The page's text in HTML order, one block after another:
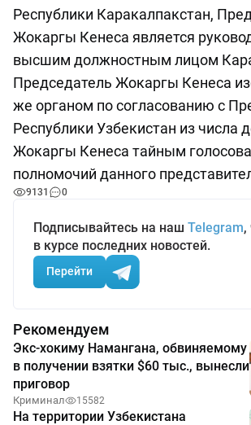
Республики Каракалпакстан,
Жокаргы Кенеса является
высшим должностным лицом
Председатель Жокаргы Кенеса
же органом по согласованию с
Республики Узбекистан из числа
Жокаргы Кенеса тайным
полномочий данного
9131 0
Подписывайтесь на наш Telegram,
в курсе последних новостей.
Перейти
Рекомендуем
Экс-хокиму Намангана, обвиняемому
в получении взятки $60 тыс., вынесли
приговор
Криминал 15582
На территории Узбекистана